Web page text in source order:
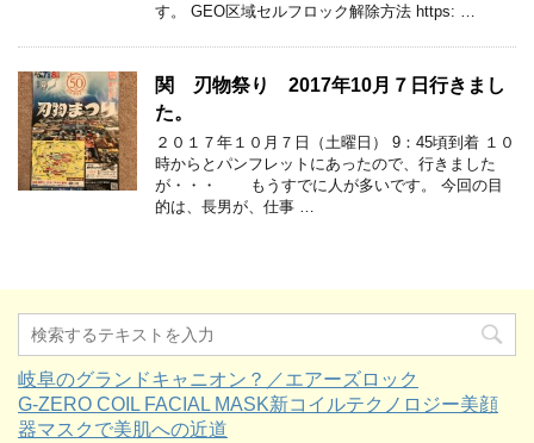
す。 GEO区域セルフロック解除方法 https: …
関 刃物祭り 2017年10月７日行きまし
た。
２０１７年１０月７日（土曜日） 9：45頃到着 １０
時からとパンフレットにあったので、行きました
が・・・ もうすでに人が多いです。 今回の目
的は、長男が、仕事 …
岐阜のグランドキャニオン？／エアーズロック
G-ZERO COIL FACIAL MASK新コイルテクノロジー美顔
器マスクで美肌への近道